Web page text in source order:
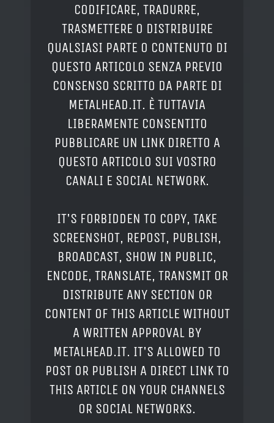
CODIFICARE, TRADURRE,
TRASMETTERE O DISTRIBUIRE
QUALSIASI PARTE O CONTENUTO DI
QUESTO ARTICOLO SENZA PREVIO
CONSENSO SCRITTO DA PARTE DI
METALHEAD.IT. È TUTTAVIA
LIBERAMENTE CONSENTITO
PUBBLICARE UN LINK DIRETTO A
QUESTO ARTICOLO SUI VOSTRO
CANALI E SOCIAL NETWORK.
IT'S FORBIDDEN TO COPY, TAKE
SCREENSHOT, REPOST, PUBLISH,
BROADCAST, SHOW IN PUBLIC,
ENCODE, TRANSLATE, TRANSMIT OR
DISTRIBUTE ANY SECTION OR
CONTENT OF THIS ARTICLE WITHOUT
A WRITTEN APPROVAL BY
METALHEAD.IT. IT'S ALLOWED TO
POST OR PUBLISH A DIRECT LINK TO
THIS ARTICLE ON YOUR CHANNELS
OR SOCIAL NETWORKS.